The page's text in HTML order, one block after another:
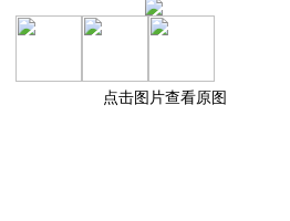
点击图片查看原图